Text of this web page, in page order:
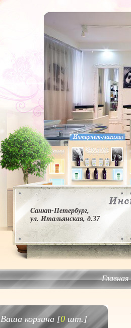
Санкт-Петербург,
ул. Итальянская, д.37
Главная
Ваша корзина [0шт.]